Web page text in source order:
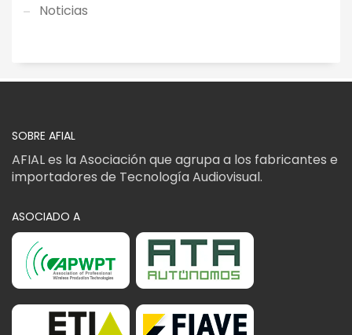
Noticias
SOBRE AFIAL
AFIAL es la Asociación que agrupa a los fabricantes e
importadores de Tecnología Audiovisual.
ASOCIADO A